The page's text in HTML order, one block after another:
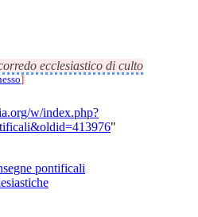
ecclesiastico di culto
]
w/index.php?
"
pontificali